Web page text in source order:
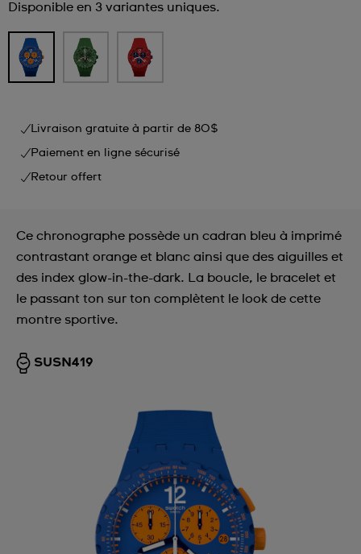
Disponible en 3 variantes uniques.
Livraison gratuite à partir de 80$
Paiement en ligne sécurisé
Retour offert
Ce chronographe possède un cadran bleu à imprimé
contrastant orange et blanc ainsi que des aiguilles et
des index glow-in-the-dark. La boucle, le bracelet et
le passant ton sur ton complètent le look de cette
montre sportive.
SUSN419